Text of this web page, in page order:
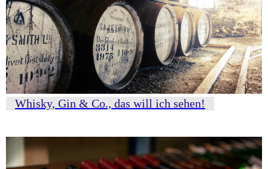
Whisky, Gin & Co., das will ich sehen!